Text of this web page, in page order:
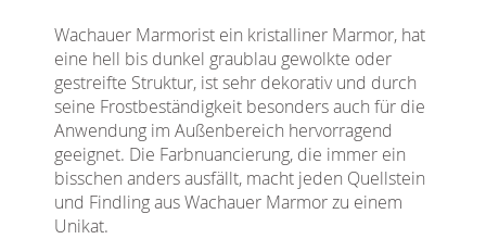
Wachauer Marmorist ein kristalliner Marmor, hat
eine hell bis dunkel graublau gewolkte oder
gestreifte Struktur, ist sehr dekorativ und durch
seine Frostbeständigkeit besonders auch für die
Anwendung im Außenbereich hervorragend
geeignet. Die Farbnuancierung, die immer ein
bisschen anders ausfällt, macht jeden Quellstein
und Findling aus Wachauer Marmor zu einem
Unikat.